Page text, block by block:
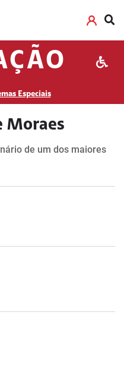
Especiais
Moraes
de um dos maiores